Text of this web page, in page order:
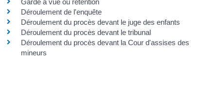
Déroulement de l'enquête
Déroulement du procès devant le juge des enfants
Déroulement du procès devant le tribunal
Déroulement du procès devant la Cour d'assises des
mineurs